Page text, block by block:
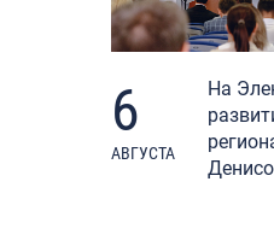
6
АВГУСТА
На